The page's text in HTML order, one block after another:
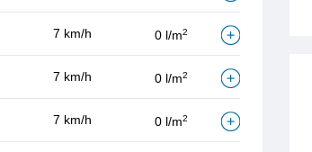
7 km/h 0 l/m2
7 km/h 0 l/m2
7 km/h 0 l/m2